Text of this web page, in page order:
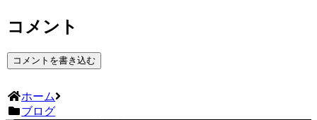
コメント
コメントを書き込む
ホーム
ブログ